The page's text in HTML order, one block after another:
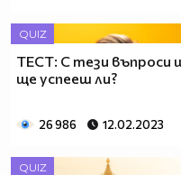
QUIZ
ТЕСТ: С тези въпроси
ще успееш ли?
26 986 12.02.2023
QUIZ